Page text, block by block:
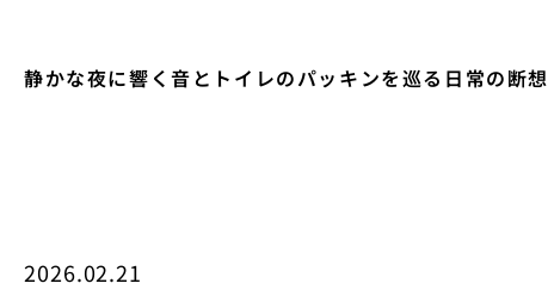
静かな夜に響く音とトイレのパッキンを巡る日常の断想
2026.02.21